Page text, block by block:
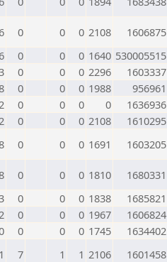
0 0 0 2108 1606875
0 0 0 1640 530005515
0 0 0 2296 1603337
0 0 0 1988 956961
0 0 0 0 1636936
0 0 0 2108 1610295
0 0 0 1691 1603205
0 0 0 1810 1680331
0 0 0 1838 1685821
0 0 0 1967 1606824
0 0 0 1745 1634402
7 1 1 2106 1601458